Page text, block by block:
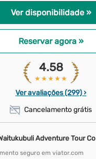
Ver disponibilidade »
Reservar agora »
4.58
★★★★★
Ver avaliações (299) ›
Cancelamento grátis
Adventure Tour Co
seguro em viator.com